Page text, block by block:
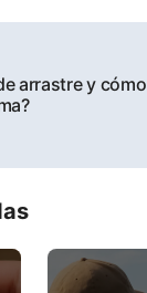
arrastre y cómo